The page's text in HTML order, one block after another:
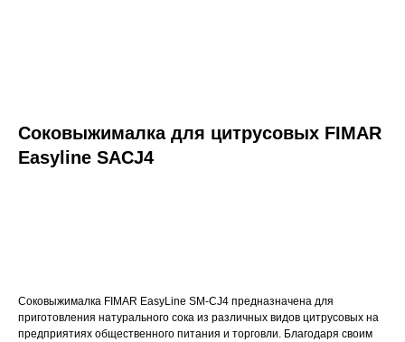
Соковыжималка для цитрусовых FIMAR
Easyline SACJ4
Соковыжималка FIMAR EasyLine SM-CJ4 предназначена для
приготовления натурального сока из различных видов цитрусовых на
предприятиях общественного питания и торговли. Благодаря своим